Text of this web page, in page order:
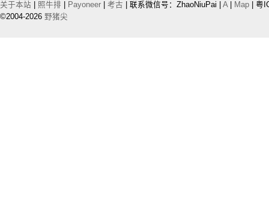
关于本站 照牛排 Payoneer 考古 | 联系微信号：ZhaoNiuPai | A| Map | 粤
©2004-2026 野猪尖